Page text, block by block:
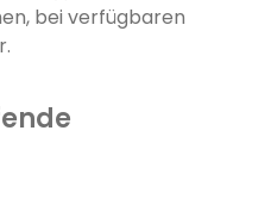
bei verfügbaren